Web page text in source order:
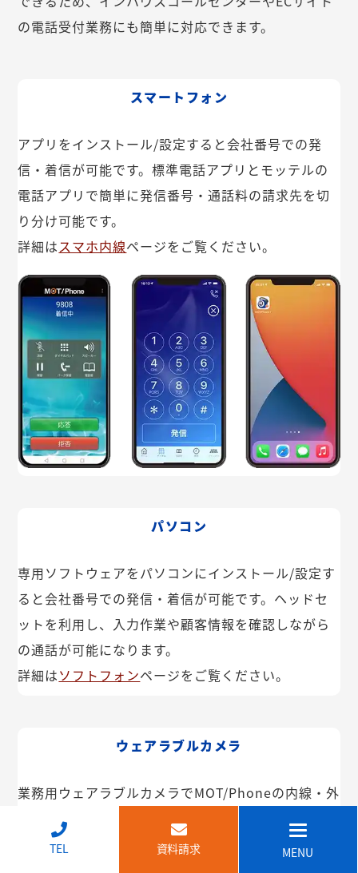
の電話受付業務にも簡単に対応できます。
スマートフォン
アプリをインストール/設定すると会社番号での発
信・着信が可能です。標準電話アプリとモッテルの
電話アプリで簡単に発信番号・通話料の請求先を切
り分け可能です。
詳細はスマホ内線ページをご覧ください。
パソコン
専用ソフトウェアをパソコンにインストール/設定す
ると会社番号での発信・着信が可能です。ヘッドセ
ットを利用し、入力作業や顧客情報を確認しながら
の通話が可能になります。
詳細はソフトフォンページをご覧ください。
ウェアラブルカメラ
業務用ウェアラブルカメラでMOT/Phoneの内線・外
線が利用できます。インカム機能や映像共有なども
可能。IP68で防塵・防水で建設現場などでも安心し
TEL 資料請求 MENU